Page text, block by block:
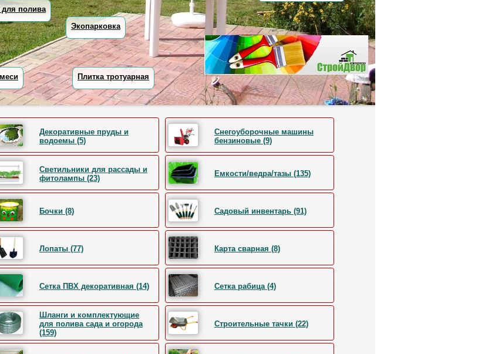
Плитка тротуарная
для полива
Экопарковка
Декоративные пруды и
водоемы (5)
Снегоуборочные машины
бензиновые (9)
Светильники для рассады и
фитолампы (23)
Емкости/ведра/тазы (135)
Бочки (8) Садовый инвентарь (91)
Лопаты (77) Карта сварная (8)
Сетка ПВХ декоративная (14) Сетка рабица (4)
Шланги и комплектующие
для полива сада и огорода
(159)
Строительные тачки (22)